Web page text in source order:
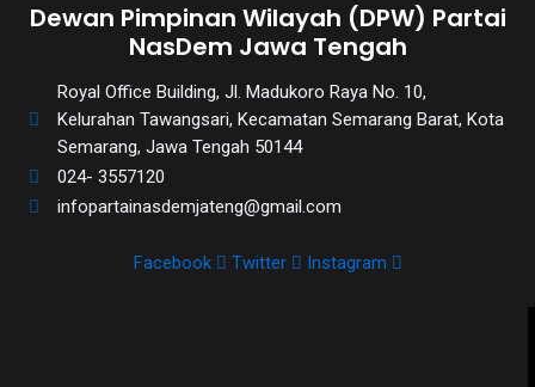
Dewan Pimpinan Wilayah (DPW) Partai
NasDem Jawa Tengah
Royal Office Building, Jl. Madukoro Raya No. 10,
Kelurahan Tawangsari, Kecamatan Semarang Barat, Kota
Semarang, Jawa Tengah 50144
024- 3557120
infopartainasdemjateng@gmail.com
Facebook Twitter Instagram